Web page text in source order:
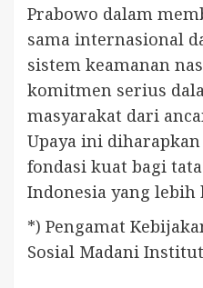
Prabowo dalam
sama internasional
sistem keamanan
komitmen serius
masyarakat dari
Upaya ini
fondasi kuat bagi
Indonesia yang lebih
*) Pengamat
Sosial Madani